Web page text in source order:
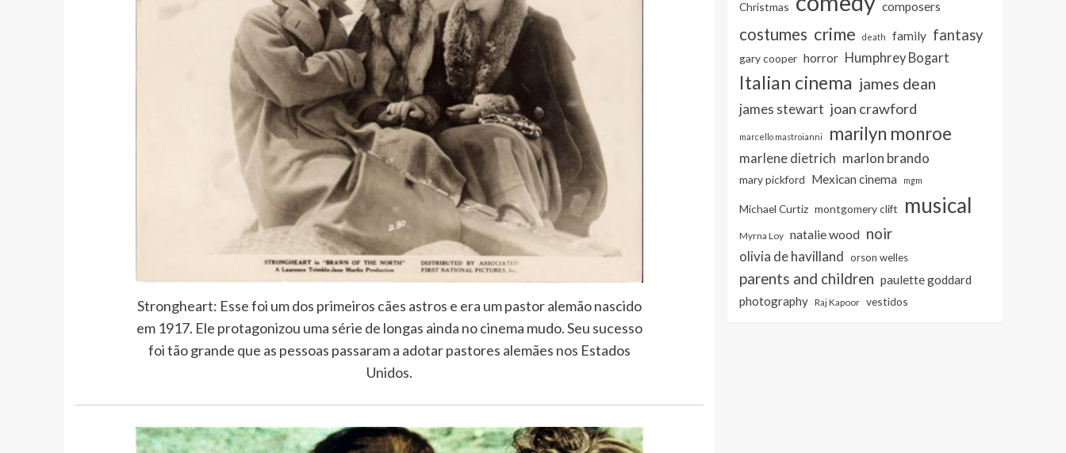
Strongheart: Esse foi um dos primeiros cães astros e era um pastor alemão nascido
em 1917. Ele protagonizou uma série de longas ainda no cinema mudo. Seu sucesso
foi tão grande que as pessoas passaram a adotar pastores alemães nos Estados
Unidos.
Christmas composers
costumes crime death family fantasy
gary cooper horror Humphrey Bogart
Italian cinema james dean
james stewart joan crawford
marcello mastroianni marilyn monroe
marlene dietrich marlon brando
mary pickford Mexican cinema mgm
Michael Curtiz montgomery clift musical
Myrna Loy natalie wood noir
olivia de havilland orson welles
parents and children paulette goddard
photography Raj Kapoor vestidos